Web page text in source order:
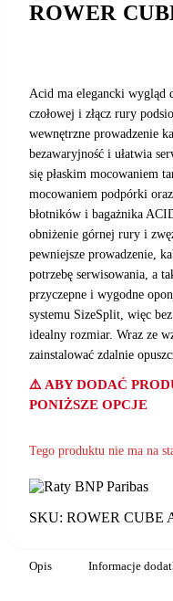
ROWER
Acid ma elegancki wygląd
czołowej i złącz rury
wewnętrzne prowadzenie
bezawaryjność i ułatwia
się płaskim mocowaniem
mocowaniem podpórki
błotników i bagażnika
obniżenie górnej rury i
pewniejsze prowadzenie,
potrzebę serwisowania, a
przyczepne i wygodne
systemu SizeSplit, więc
idealny rozmiar. Wraz ze
zainstalować zdalnie
⚠️ ABY DODAĆ
PONIŻSZE OPCJE
Tego produktu nie ma na
SKU: ROWER CUBE
Opis Informacje